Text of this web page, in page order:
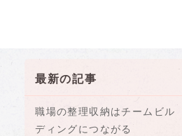
最新の記事
職場の整理収納はチームビル
ディングにつながる